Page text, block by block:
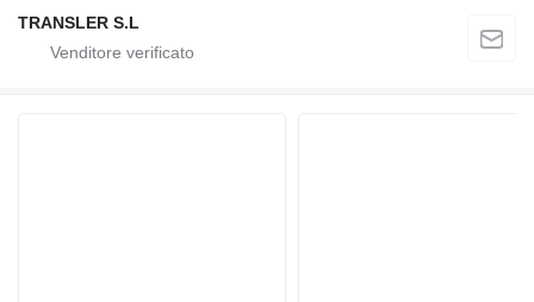
TRANSLER S.L